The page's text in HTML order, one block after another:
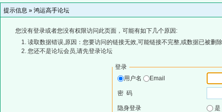
提示信息 » 鸿运高手论坛
您没有登录或者您没有权限访问此页面，可能有如下几个原因:
读取数据错误,原因：您要访问的链接无效,可能链接不完整,或数据已被删
您还不是论坛会员,请先登录论坛
登录
用户名
Email
密 码
隐身登录